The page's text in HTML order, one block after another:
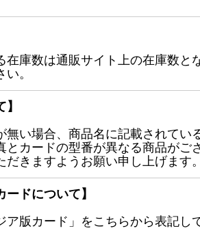
在庫数は通販サイト上の在庫数と
。
無い場合、商品名に記載されてい
とカードの型番が異なる商品がご
きますようお願い申し上げます。
ードについて】
ア版カード」をこちらから表記し